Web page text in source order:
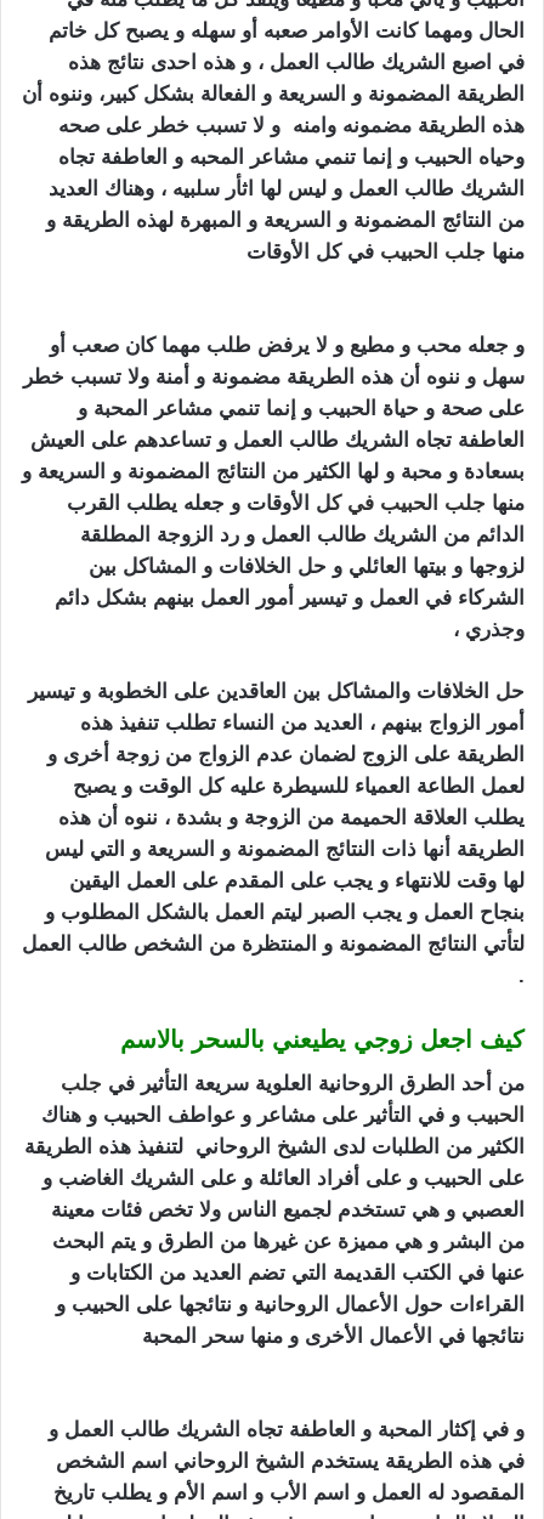
الحال ومهما كانت الأوامر صعبه أو سهله و يصبح كل خاتم
في اصبع الشريك طالب العمل ، و هذه احدى نتائج هذه
الطريقة المضمونة و السريعة و الفعالة بشكل كبير، وننوه أن
هذه الطريقة مضمونه وامنه و لا تسبب خطر على صحه
وحياه الحبيب و إنما تنمي مشاعر المحبه و العاطفة تجاه
الشريك طالب العمل و ليس لها اثأر سلبيه ، وهناك العديد
من النتائج المضمونة و السريعة و المبهرة لهذه الطريقة و
منها جلب الحبيب في كل الأوقات
و جعله محب و مطيع و لا يرفض طلب مهما كان صعب أو
سهل و ننوه أن هذه الطريقة مضمونة و أمنة ولا تسبب خطر
على صحة و حياة الحبيب و إنما تنمي مشاعر المحبة و
العاطفة تجاه الشريك طالب العمل و تساعدهم على العيش
بسعادة و محبة و لها الكثير من النتائج المضمونة و السريعة و
منها جلب الحبيب في كل الأوقات و جعله يطلب القرب
الدائم من الشريك طالب العمل و رد الزوجة المطلقة
لزوجها و بيتها العائلي و حل الخلافات و المشاكل بين
الشركاء في العمل و تيسير أمور العمل بينهم بشكل دائم
وجذري ،
حل الخلافات والمشاكل بين العاقدين على الخطوبة و تيسير
أمور الزواج بينهم ، العديد من النساء تطلب تنفيذ هذه
الطريقة على الزوج لضمان عدم الزواج من زوجة أخرى و
لعمل الطاعة العمياء للسيطرة عليه كل الوقت و يصبح
يطلب العلاقة الحميمة من الزوجة و بشدة ، ننوه أن هذه
الطريقة أنها ذات النتائج المضمونة و السريعة و التي ليس
لها وقت للانتهاء و يجب على المقدم على العمل اليقين
بنجاح العمل و يجب الصبر ليتم العمل بالشكل المطلوب و
لتأتي النتائج المضمونة و المنتظرة من الشخص طالب العمل
.
كيف اجعل زوجي يطيعني بالسحر بالاسم
من أحد الطرق الروحانية العلوية سريعة التأثير في جلب
الحبيب و في التأثير على مشاعر و عواطف الحبيب و هناك
الكثير من الطلبات لدى الشيخ الروحاني لتنفيذ هذه الطريقة
على الحبيب و على أفراد العائلة و على الشريك الغاضب و
العصبي و هي تستخدم لجميع الناس ولا تخص فئات معينة
من البشر و هي مميزة عن غيرها من الطرق و يتم البحث
عنها في الكتب القديمة التي تضم العديد من الكتابات و
القراءات حول الأعمال الروحانية و نتائجها على الحبيب و
نتائجها في الأعمال الأخرى و منها سحر المحبة
و في إكثار المحبة و العاطفة تجاه الشريك طالب العمل و
في هذه الطريقة يستخدم الشيخ الروحاني اسم الشخص
المقصود له العمل و اسم الأب و اسم الأم و يطلب تاريخ